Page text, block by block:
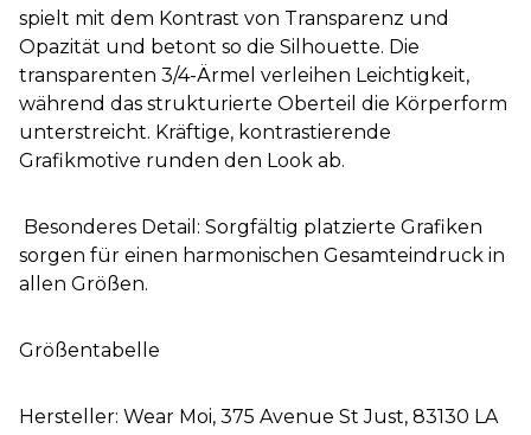
spielt mit dem Kontrast von Transparenz und
Opazität und betont so die Silhouette. Die
transparenten 3/4-Ärmel verleihen Leichtigkeit,
während das strukturierte Oberteil die Körperform
unterstreicht. Kräftige, kontrastierende
Grafikmotive runden den Look ab.
Besonderes Detail: Sorgfältig platzierte Grafiken
sorgen für einen harmonischen Gesamteindruck in
allen Größen.
Größentabelle
Hersteller: Wear Moi, 375 Avenue St Just, 83130 LA